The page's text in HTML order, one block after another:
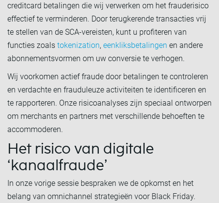
creditcard betalingen die wij verwerken om het frauderisico
effectief te verminderen. Door terugkerende transacties vrij
te stellen van de SCA-vereisten, kunt u profiteren van
functies zoals tokenization, eenkliksbetalingen en andere
abonnementsvormen om uw conversie te verhogen.
Wij voorkomen actief fraude door betalingen te controleren
en verdachte en frauduleuze activiteiten te identificeren en
te rapporteren. Onze risicoanalyses zijn speciaal ontworpen
om merchants en partners met verschillende behoeften te
accommoderen.
Het risico van digitale
‘kanaalfraude’
In onze vorige sessie bespraken we de opkomst en het
belang van omnichannel strategieën voor Black Friday.